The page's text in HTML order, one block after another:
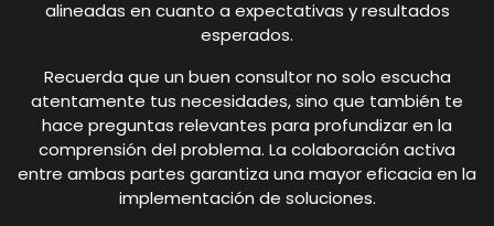
alineadas en cuanto a expectativas y resultados
esperados.
Recuerda que un buen consultor no solo escucha
atentamente tus necesidades, sino que también te
hace preguntas relevantes para profundizar en la
comprensión del problema. La colaboración activa
entre ambas partes garantiza una mayor eficacia en la
implementación de soluciones.